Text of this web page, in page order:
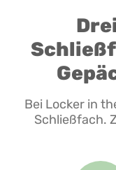
Bei Locker in
Schließfach.